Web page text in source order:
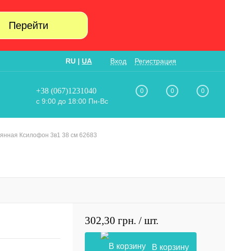
Перейти
RU | UA Вход Регистрация
+38 (067)1231040
с 9:00 до 18:00 Пн-Вс
0 0 0
Ксилофон 3в1 38 см 62683
302,30 грн. / шт.
В корзину